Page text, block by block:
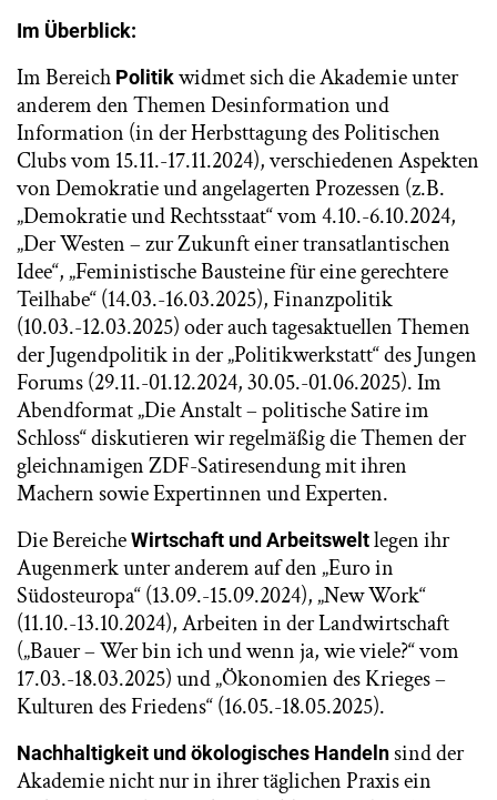
Im Überblick:
Im Bereich Politikwidmet sich die Akademie unter
anderem den Themen Desinformation und
Information (in der Herbsttagung des Politischen
Clubs vom 15.11.-17.11.2024), verschiedenen Aspekten
von Demokratie und angelagerten Prozessen (z.B.
„Demokratie und Rechtsstaat“ vom 4.10.-6.10.2024,
„Der Westen – zur Zukunft einer transatlantischen
Idee“, „Feministische Bausteine für eine gerechtere
Teilhabe“ (14.03.-16.03.2025), Finanzpolitik
(10.03.-12.03.2025) oder auch tagesaktuellen Themen
der Jugendpolitik in der „Politikwerkstatt“ des Jungen
Forums (29.11.-01.12.2024, 30.05.-01.06.2025). Im
Abendformat „Die Anstalt – politische Satire im
Schloss“ diskutieren wir regelmäßig die Themen der
gleichnamigen ZDF-Satiresendung mit ihren
Machern sowie Expertinnen und Experten.
Die BereicheWirtschaft und Arbeitsweltlegen ihr
Augenmerk unter anderem auf den „Euro in
Südosteuropa“ (13.09.-15.09.2024), „New Work“
(11.10.-13.10.2024), Arbeiten in der Landwirtschaft
(„Bauer – Wer bin ich und wenn ja, wie viele?“ vom
17.03.-18.03.2025) und „Ökonomien des Krieges –
Kulturen des Friedens“ (16.05.-18.05.2025).
Nachhaltigkeit und ökologisches Handelnsind der
Akademie nicht nur in ihrer täglichen Praxis ein